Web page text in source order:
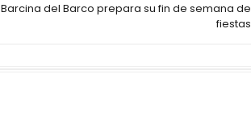
Barcina del Barco prepara su fin de semana de
fiestas